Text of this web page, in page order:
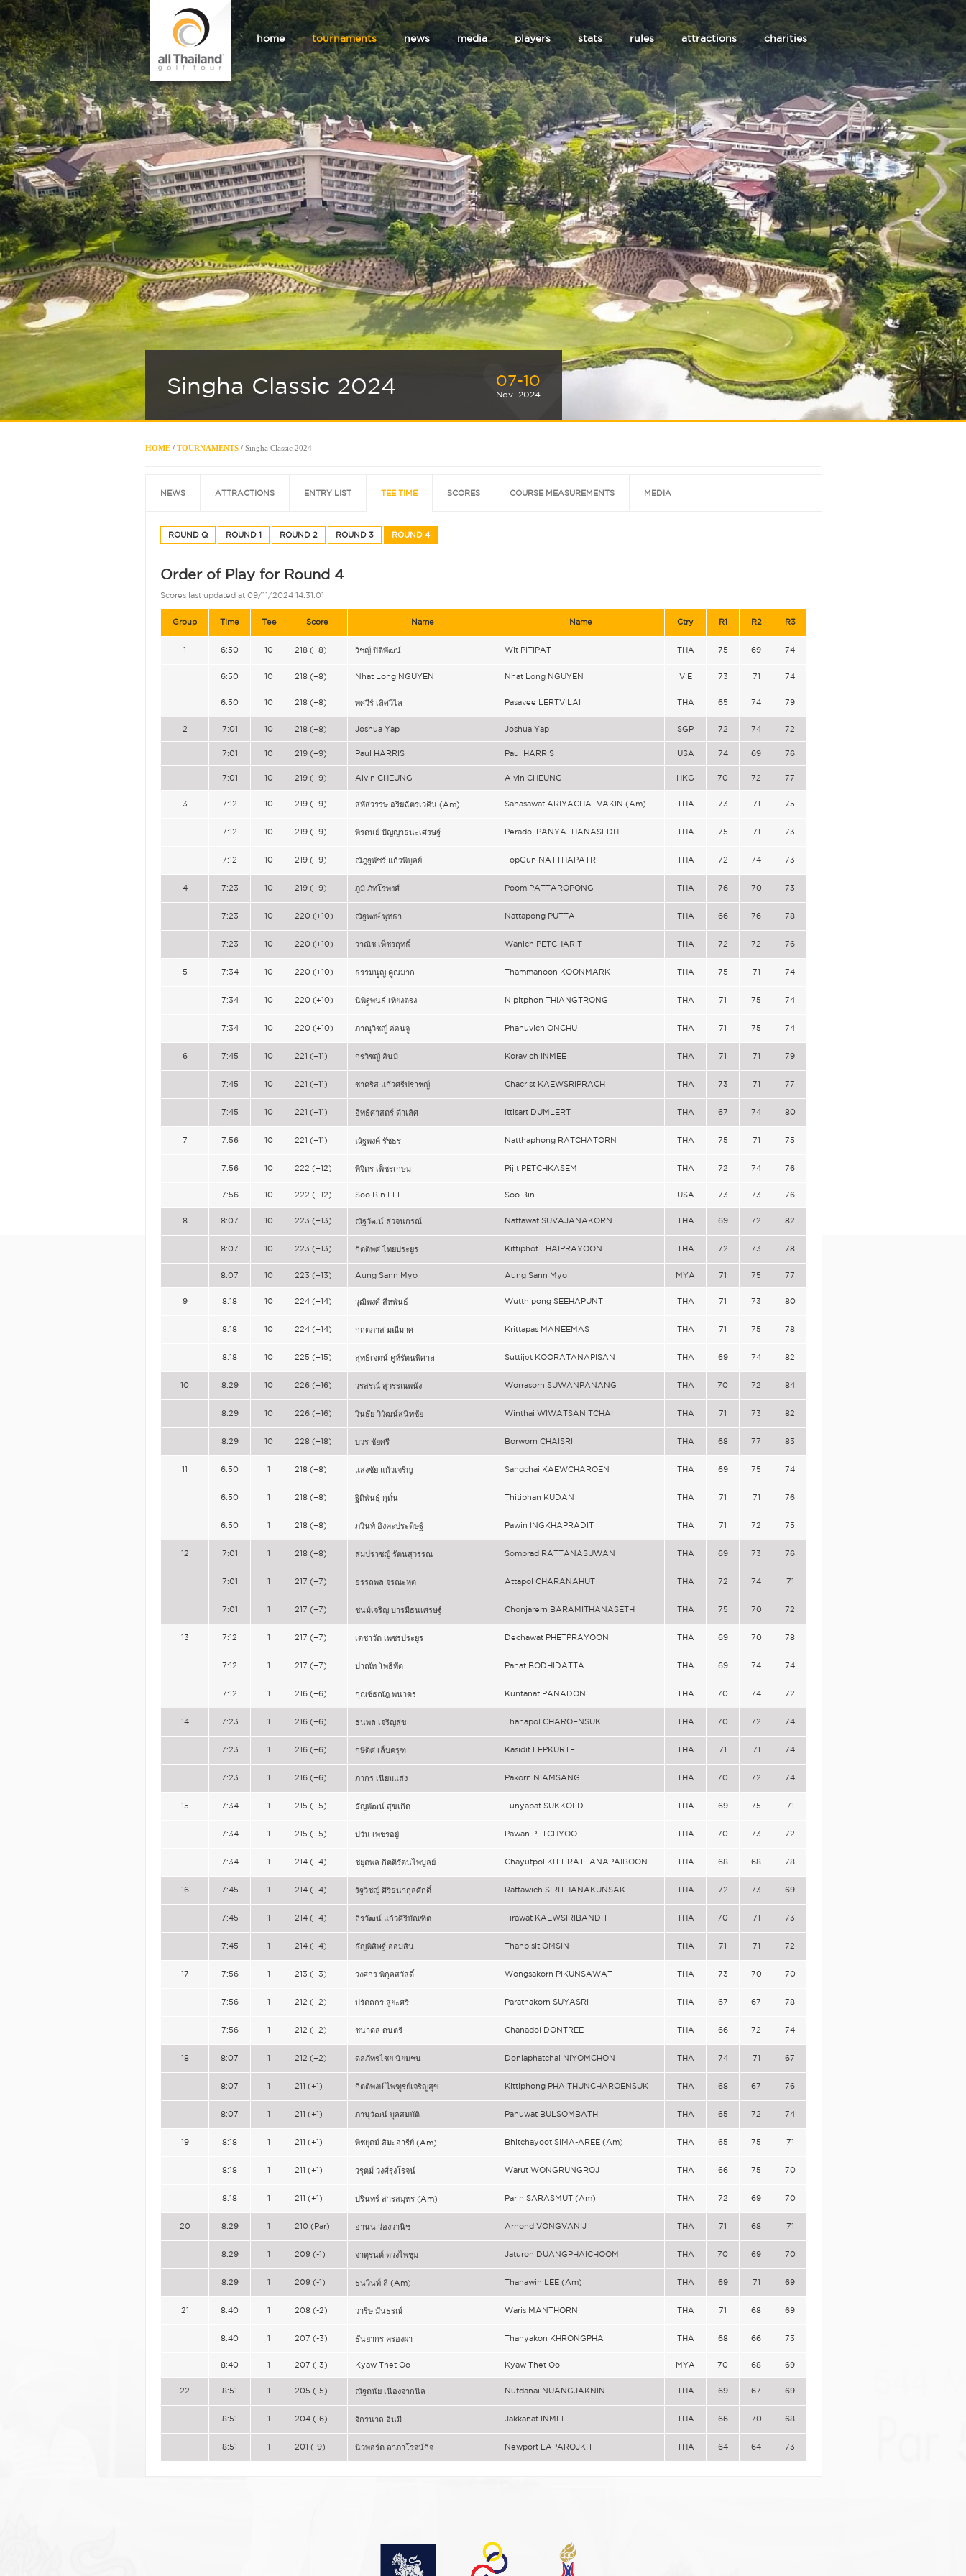
home tournaments news media players stats rules attractions charities
Singha Classic 2024 07-10
Nov. 2024
HOME / TOURNAMENTS / Singha Classic 2024
NEWS ATTRACTIONS ENTRY LIST TEE TIME SCORES COURSE MEASUREMENTS MEDIA
ROUND Q ROUND 1 ROUND 2 ROUND 3 ROUND 4
Order of Play for Round 4
Scores last updated at 09/11/2024 14:31:01
Group Time Tee Score Name Name Ctry R1 R2 R3
1 6:50 10 218 (+8) วิชญ์ ปิติพัฒน์ Wit PITIPAT THA 75 69 74
6:50 10 218 (+8) Nhat Long NGUYEN Nhat Long NGUYEN VIE 73 71 74
6:50 10 218 (+8) พศวีร์ เลิศวิไล Pasavee LERTVILAI THA 65 74 79
2 7:01 10 218 (+8) Joshua Yap Joshua Yap SGP 72 74 72
7:01 10 219 (+9) Paul HARRIS Paul HARRIS USA 74 69 76
7:01 10 219 (+9) Alvin CHEUNG Alvin CHEUNG HKG 70 72 77
3 7:12 10 219 (+9) สหัสวรรษ อริยฉัตรเวคิน (Am) Sahasawat ARIYACHATVAKIN (Am) THA 73 71 75
7:12 10 219 (+9) พีรดนย์ ปัญญาธนะเศรษฐ์ Peradol PANYATHANASEDH THA 75 71 73
7:12 10 219 (+9) ณัฎฐพัชร์ แก้วพิบูลย์ TopGun NATTHAPATR THA 72 74 73
4 7:23 10 219 (+9) ภูมิ ภัทโรพงศ์ Poom PATTAROPONG THA 76 70 73
7:23 10 220 (+10) ณัฐพงษ์ พุทธา Nattapong PUTTA THA 66 76 78
7:23 10 220 (+10) วาณิช เพ็ชรฤทธิ์ Wanich PETCHARIT THA 72 72 76
5 7:34 10 220 (+10) ธรรมนูญ คูณมาก Thammanoon KOONMARK THA 75 71 74
7:34 10 220 (+10) นิพิฐพนธ์ เที่ยงตรง Nipitphon THIANGTRONG THA 71 75 74
7:34 10 220 (+10) ภาณุวิชญ์ อ่อนจู Phanuvich ONCHU THA 71 75 74
6 7:45 10 221 (+11) กรวิชญ์ อินมี Koravich INMEE THA 71 71 79
7:45 10 221 (+11) ชาคริส แก้วศรีปราชญ์ Chacrist KAEWSRIPRACH THA 73 71 77
7:45 10 221 (+11) อิทธิศาสตร์ ดำเลิศ Ittisart DUMLERT THA 67 74 80
7 7:56 10 221 (+11) ณัฐพงค์ รัชธร Natthaphong RATCHATORN THA 75 71 75
7:56 10 222 (+12) พิจิตร เพ็ชรเกษม Pijit PETCHKASEM THA 72 74 76
7:56 10 222 (+12) Soo Bin LEE Soo Bin LEE USA 73 73 76
8 8:07 10 223 (+13) ณัฐวัฒน์ สุวจนกรณ์ Nattawat SUVAJANAKORN THA 69 72 82
8:07 10 223 (+13) กิตติพศ ไทยประยูร Kittiphot THAIPRAYOON THA 72 73 78
8:07 10 223 (+13) Aung Sann Myo Aung Sann Myo MYA 71 75 77
9 8:18 10 224 (+14) วุฒิพงศ์ สีหพันธ์ Wutthipong SEEHAPUNT THA 71 73 80
8:18 10 224 (+14) กฤตภาส มณีมาศ Krittapas MANEEMAS THA 71 75 78
8:18 10 225 (+15) สุทธิเจตน์ คูห์รัตนพิศาล Suttijet KOORATANAPISAN THA 69 74 82
10 8:29 10 226 (+16) วรสรณ์ สุวรรณพนัง Worrasorn SUWANPANANG THA 70 72 84
8:29 10 226 (+16) วินธัย วิวัฒน์สนิทชัย Winthai WIWATSANITCHAI THA 71 73 82
8:29 10 228 (+18) บวร ชัยศรี Borworn CHAISRI THA 68 77 83
11 6:50 1 218 (+8) แสงชัย แก้วเจริญ Sangchai KAEWCHAROEN THA 69 75 74
6:50 1 218 (+8) ฐิติพันธุ์ กุดั่น Thitiphan KUDAN THA 71 71 76
6:50 1 218 (+8) ภวินท์ อิงคะประดิษฐ์ Pawin INGKHAPRADIT THA 71 72 75
12 7:01 1 218 (+8) สมปราชญ์ รัตนสุวรรณ Somprad RATTANASUWAN THA 69 73 76
7:01 1 217 (+7) อรรถพล จรณะหุต Attapol CHARANAHUT THA 72 74 71
7:01 1 217 (+7) ชนม์เจริญ บารมีธนเศรษฐ์ Chonjarern BARAMITHANASETH THA 75 70 72
13 7:12 1 217 (+7) เดชาวัต เพชรประยูร Dechawat PHETPRAYOON THA 69 70 78
7:12 1 217 (+7) ปาณัท โพธิทัต Panat BODHIDATTA THA 69 74 74
7:12 1 216 (+6) กุณช์ธณัฎ พนาดร Kuntanat PANADON THA 70 74 72
14 7:23 1 216 (+6) ธนพล เจริญสุข Thanapol CHAROENSUK THA 70 72 74
7:23 1 216 (+6) กษิดิศ เล็บครุฑ Kasidit LEPKURTE THA 71 71 74
7:23 1 216 (+6) ภากร เนียมแสง Pakorn NIAMSANG THA 70 72 74
15 7:34 1 215 (+5) ธัญพัฒน์ สุขเกิด Tunyapat SUKKOED THA 69 75 71
7:34 1 215 (+5) ปวัน เพชรอยู่ Pawan PETCHYOO THA 70 73 72
7:34 1 214 (+4) ชยุตพล กิตติรัตนไพบูลย์ Chayutpol KITTIRATTANAPAIBOON THA 68 68 78
16 7:45 1 214 (+4) รัฐวิชญ์ ศิริธนากุลศักดิ์ Rattawich SIRITHANAKUNSAK THA 72 73 69
7:45 1 214 (+4) ถิรวัฒน์ แก้วศิริบัณฑิต Tirawat KAEWSIRIBANDIT THA 70 71 73
7:45 1 214 (+4) ธัญพิสิษฐ์ ออมสิน Thanpisit OMSIN THA 71 71 72
17 7:56 1 213 (+3) วงศกร พิกุลสวัสดิ์ Wongsakorn PIKUNSAWAT THA 73 70 70
7:56 1 212 (+2) ปรัตถกร สูยะศรี Parathakorn SUYASRI THA 67 67 78
7:56 1 212 (+2) ชนาดล ดนตรี Chanadol DONTREE THA 66 72 74
18 8:07 1 212 (+2) ดลภัทรไชย นิยมชน Donlaphatchai NIYOMCHON THA 74 71 67
8:07 1 211 (+1) กิตติพงษ์ ไพฑูรย์เจริญสุข Kittiphong PHAITHUNCHAROENSUK THA 68 67 76
8:07 1 211 (+1) ภานุวัฒน์ บุลสมบัติ Panuwat BULSOMBATH THA 65 72 74
19 8:18 1 211 (+1) พิชยุตม์ สิมะอารีย์ (Am) Bhitchayoot SIMA-AREE (Am) THA 65 75 71
8:18 1 211 (+1) วรุตม์ วงศ์รุ่งโรจน์ Warut WONGRUNGROJ THA 66 75 70
8:18 1 211 (+1) ปรินทร์ สารสมุทร (Am) Parin SARASMUT (Am) THA 72 69 70
20 8:29 1 210 (Par) อานน ว่องวานิช Arnond VONGVANIJ THA 71 68 71
8:29 1 209 (-1) จาตุรนต์ ดวงไพชุม Jaturon DUANGPHAICHOOM THA 70 69 70
8:29 1 209 (-1) ธนวินท์ ลี (Am) Thanawin LEE (Am) THA 69 71 69
21 8:40 1 208 (-2) วาริษ มั่นธรณ์ Waris MANTHORN THA 71 68 69
8:40 1 207 (-3) ธันยากร ครองผา Thanyakon KHRONGPHA THA 68 66 73
8:40 1 207 (-3) Kyaw Thet Oo Kyaw Thet Oo MYA 70 68 69
22 8:51 1 205 (-5) ณัฐดนัย เนื่องจากนิล Nutdanai NUANGJAKNIN THA 69 67 69
8:51 1 204 (-6) จักรนาถ อินมี Jakkanat INMEE THA 66 70 68
8:51 1 201 (-9) นิวพอร์ต ลาภาโรจน์กิจ Newport LAPAROJKIT THA 64 64 73